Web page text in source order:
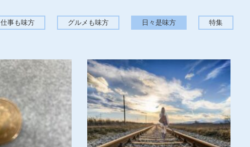
仕事も味方 グルメも味方 日々是味方 特集